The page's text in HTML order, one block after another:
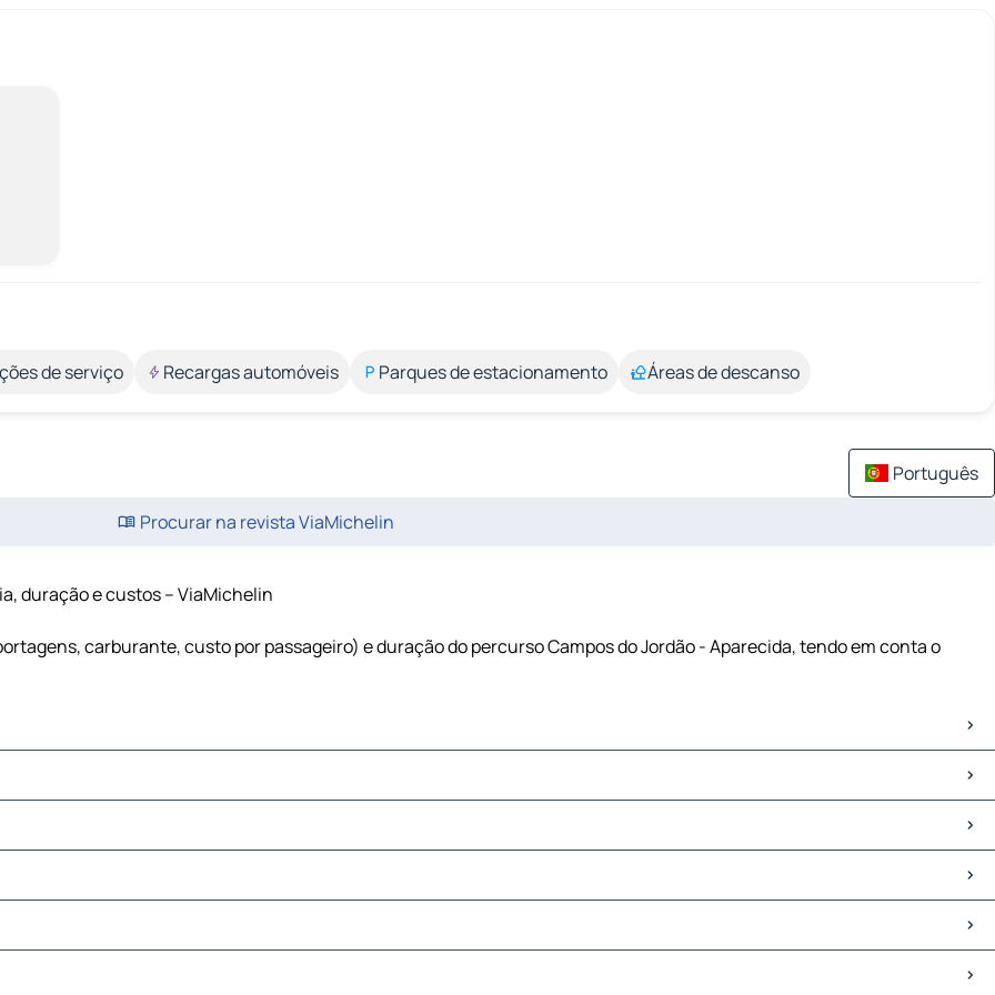
de serviço Recargas automóveis Parques de estacionamento Áreas de descanso
Português
Procurar na revista ViaMichelin
duração e custos – ViaMichelin
carburante, custo por passageiro) e duração do percurso Campos do Jordão - Aparecida, tendo em conta o